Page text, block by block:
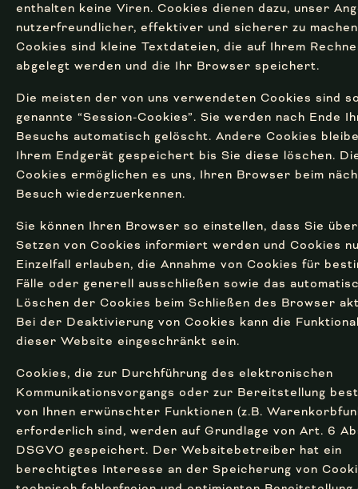
enthalten keine Viren. Cookies dienen dazu, unser
nutzerfreundlicher, effektiver und sicherer zu
Cookies sind kleine Textdateien, die auf Ihrem
abgelegt werden und die Ihr Browser speichert.
Die meisten der von uns verwendeten Cookies sind
genannte “Session-Cookies”. Sie werden nach Ende
Besuchs automatisch gelöscht. Andere Cookies
Ihrem Endgerät gespeichert bis Sie diese löschen.
Cookies ermöglichen es uns, Ihren Browser beim
Besuch wiederzuerkennen.
Sie können Ihren Browser so einstellen, dass Sie
Setzen von Cookies informiert werden und Cookies
Einzelfall erlauben, die Annahme von Cookies für
Fälle oder generell ausschließen sowie das
Löschen der Cookies beim Schließen des Browser
Bei der Deaktivierung von Cookies kann die
dieser Website eingeschränkt sein.
Cookies, die zur Durchführung des elektronischen
Kommunikationsvorgangs oder zur Bereitstellung
von Ihnen erwünschter Funktionen (z.B.
erforderlich sind, werden auf Grundlage von Art. 6
DSGVO gespeichert. Der Websitebetreiber hat ein
berechtigtes Interesse an der Speicherung von